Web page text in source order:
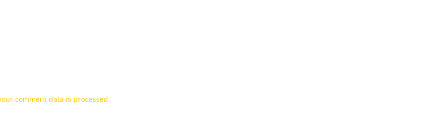
comment data is processed.